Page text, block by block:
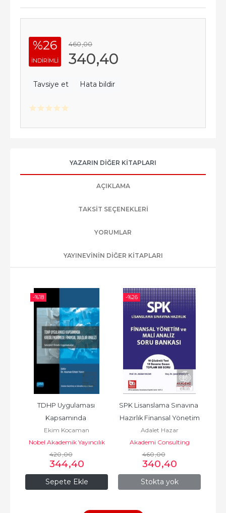
%26
INDIRIMLI
460,00
340,40
Tavsiye et Hata bildir
YAZARIN DIĞER KITAPLARI
AÇIKLAMA
TAKSIT SEÇENEKLERI
YORUMLAR
YAYINEVININ DIĞER KITAPLARI
-%18
Sepete Ekle
TDHP Uygulaması
Kapsamında
Kredilendirme Finansal
Ekim Kocaman
Nobel Akademik Yayıncılık
420,00
344,40
-%26
Stokta yok
SPK Lisanslama Sınavına
Hazırlık Finansal Yönetim
Adalet Hazar
Akademi Consulting
Training
460,00
340,40